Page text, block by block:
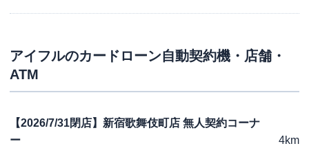
アイフルのカードローン自動契約機・店舗・
ATM
【2026/7/31閉店】新宿歌舞伎町店 無人契約コーナ
ー
4km